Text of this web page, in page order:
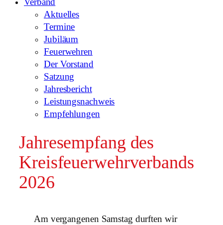
Aktuelles
Termine
Jubiläum
Feuerwehren
Der Vorstand
Satzung
Jahresbericht
Leistungsnachweis
Empfehlungen
Jahresempfang des
Kreisfeuerwehrverbands
2026
Am vergangenen Samstag durften wir